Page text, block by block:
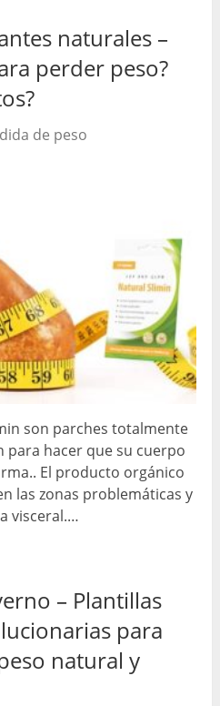
naturales –
perder peso?
de peso
son parches totalmente
para hacer que su cuerpo
El producto orgánico
las zonas problemáticas y
visceral.…
– Plantillas
para
natural y